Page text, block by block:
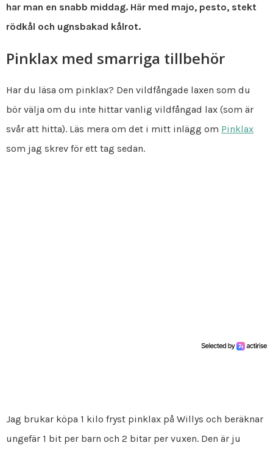
har man en snabb middag. Här med majo, pesto, stekt
rödkål och ugnsbakad kålrot.
Pinklax med smarriga tillbehör
Har du läsa om pinklax? Den vildfångade laxen som du
bör välja om du inte hittar vanlig vildfångad lax (som är
svår att hitta). Läs mera om det i mitt inlägg om Pinklax
som jag skrev för ett tag sedan.
Jag brukar köpa 1 kilo fryst pinklax på Willys och beräknar
ungefär 1 bit per barn och 2 bitar per vuxen. Den är ju